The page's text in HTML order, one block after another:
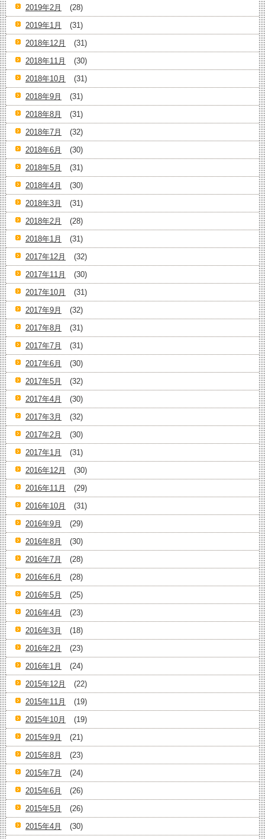
2019年2月
(28)
2019年1月
(31)
2018年12月
(31)
2018年11月
(30)
2018年10月
(31)
2018年9月
(31)
2018年8月
(31)
2018年7月
(32)
2018年6月
(30)
2018年5月
(31)
2018年4月
(30)
2018年3月
(31)
2018年2月
(28)
2018年1月
(31)
2017年12月
(32)
2017年11月
(30)
2017年10月
(31)
2017年9月
(32)
2017年8月
(31)
2017年7月
(31)
2017年6月
(30)
2017年5月
(32)
2017年4月
(30)
2017年3月
(32)
2017年2月
(30)
2017年1月
(31)
2016年12月
(30)
2016年11月
(29)
2016年10月
(31)
2016年9月
(29)
2016年8月
(30)
2016年7月
(28)
2016年6月
(28)
2016年5月
(25)
2016年4月
(23)
2016年3月
(18)
2016年2月
(23)
2016年1月
(24)
2015年12月
(22)
2015年11月
(19)
2015年10月
(19)
2015年9月
(21)
2015年8月
(23)
2015年7月
(24)
2015年6月
(26)
2015年5月
(26)
2015年4月
(30)